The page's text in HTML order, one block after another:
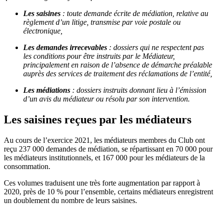
Les saisines : toute demande écrite de médiation, relative au
règlement d’un litige, transmise par voie postale ou
électronique,
Les demandes irrecevables : dossiers qui ne respectent pas
les conditions pour être instruits par le Médiateur,
principalement en raison de l’absence de démarche préalable
auprès des services de traitement des réclamations de l’entité,
Les médiations : dossiers instruits donnant lieu à l’émission
d’un avis du médiateur ou résolu par son intervention.
Les saisines reçues par les médiateurs
Au cours de l’exercice 2021, les médiateurs membres du Club ont
reçu 237 000 demandes de médiation, se répartissant en 70 000 pour
les médiateurs institutionnels, et 167 000 pour les médiateurs de la
consommation.
Ces volumes traduisent une très forte augmentation par rapport à
2020, près de 10 % pour l’ensemble, certains médiateurs enregistrent
un doublement du nombre de leurs saisines.